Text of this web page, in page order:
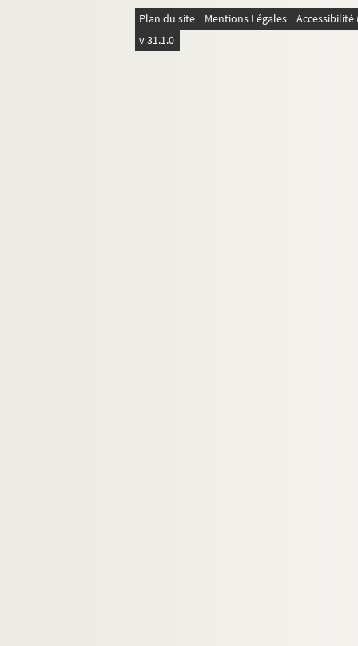
Plan du site Mentions Légales
v 31.1.0